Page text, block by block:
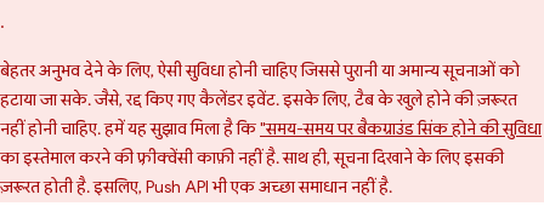
.
बेहतर अनुभव देने के लिए, ऐसी सुविधा होनी चाहिए जिससे पुरानी या अमान्य सूचनाओं को
हटाया जा सके. जैसे, रद्द किए गए कैलेंडर इवेंट. इसके लिए, टैब के खुले होने की ज़रूरत
नहीं होनी चाहिए. हमें यह सुझाव मिला है कि"समय-समय पर बैकग्राउंड सिंक होने की सुविधा
का इस्तेमाल करने की फ़्रीक्वेंसी काफ़ी नहीं है. साथ ही, सूचना दिखाने के लिए इसकी
ज़रूरत होती है. इसलिए, Push API भी एक अच्छा समाधान नहीं है.